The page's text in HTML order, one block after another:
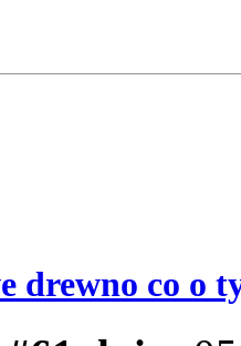
drewno co o